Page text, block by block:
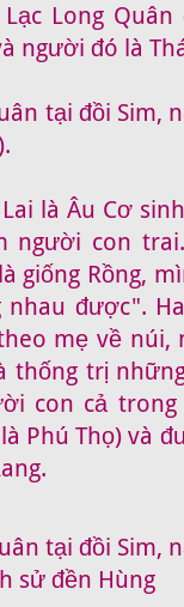
Long
người đó là
tại đồi Sim,
là Âu Cơ
con trai.
giống Rồng,
nhau được".
mẹ về núi,
thống trị
con cả
Phú Thọ) và
tại đồi Sim,
sử đền Hùng